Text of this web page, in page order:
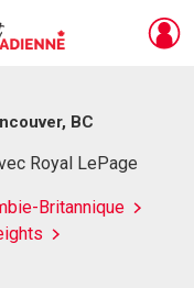
BC
Royal LePage
Britannique